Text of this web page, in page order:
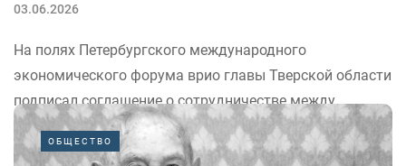
03.06.2026
На полях Петербургского международного
экономического форума врио главы Тверской области
подписал соглашение о сотрудничестве между
региональным правительством и ОАО «Тверская
фармацевтическая фабрика». Благодаря этому
ОБЩЕСТВО